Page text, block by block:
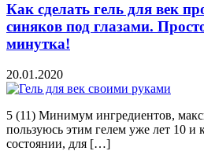
Как сделать гель для век
синяков под глазами.
минутка!
20.01.2020
5 (11) Минимум ингредиентов,
пользуюсь этим гелем уже лет 10 и
состоянии, для […]